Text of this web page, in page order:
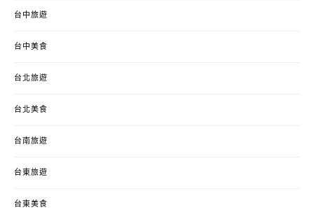
台中旅遊
台中美食
台北旅遊
台北美食
台南旅遊
台東旅遊
台東美食